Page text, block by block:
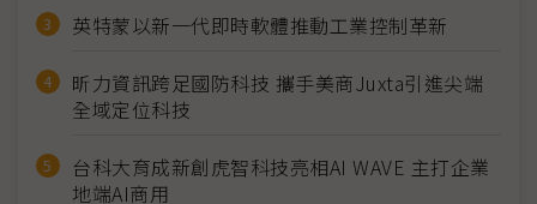
英特蒙以新一代即時軟體推動工業控制革新
昕力資訊跨足國防科技 攜手美商Juxta引進尖端
全域定位科技
台科大育成新創虎智科技亮相AI WAVE 主打企業
地端AI商用